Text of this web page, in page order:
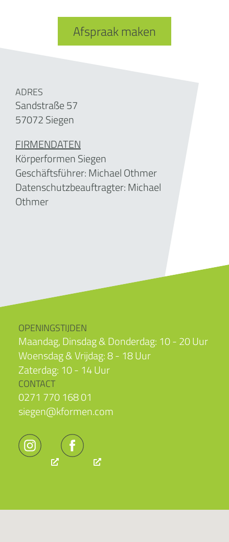
Afspraak maken
ADRES
Sandstraße 57
57072 Siegen
FIRMENDATEN
Körperformen Siegen
Geschäftsführer:Michael Othmer
Datenschutzbeauftragter: Michael
Othmer
OPENINGSTIJDEN
Maandag, Dinsdag & Donderdag: 10 - 20 Uur
Woensdag & Vrijdag: 8 - 18 Uur
Zaterdag: 10 - 14 Uur
CONTACT
0271 770 168 01
siegen@kformen.com